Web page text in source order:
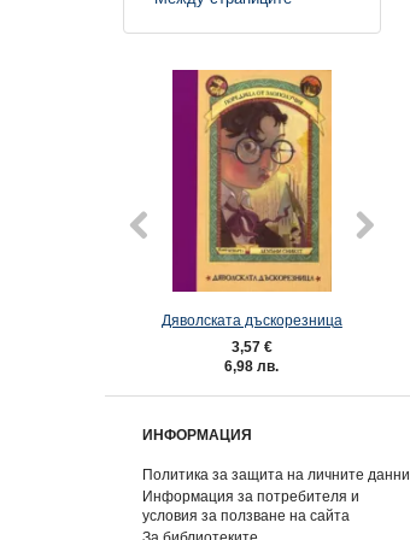
Дяволската дъскорезница
3,57 €
6,98 лв.
ИНФОРМАЦИЯ
Политика за защита на личните данни
Информация за потребителя и
условия за ползване на сайта